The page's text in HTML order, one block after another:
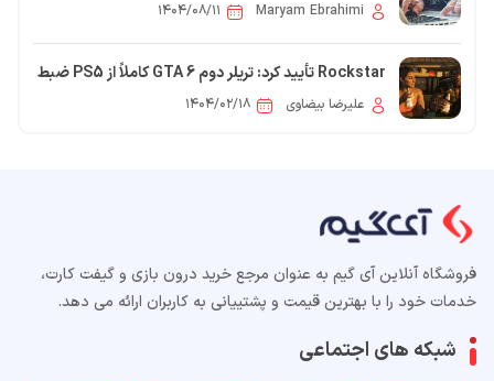
Maryam Ebrahimi ۱۴۰۴/۰۸/۱۱
Rockstar تأیید کرد: تریلر دوم GTA 6 کاملاً از PS5 ضبط
شده است؛ معرفی شخصیت‌ها
علیرضا بیضاوی ۱۴۰۴/۰۲/۱۸
فروشگاه آنلاین آی گیم به عنوان مرجع خرید درون بازی و گیفت کارت،
خدمات خود را با بهترین قیمت و پشتییانی به کاربران ارائه می دهد.
شبکه های اجتماعی